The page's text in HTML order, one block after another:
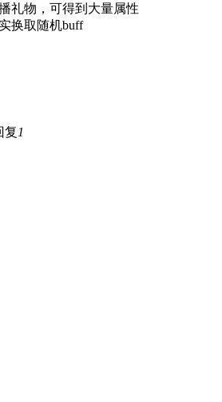
礼物，可得到大量属性
换取随机buff
复 1